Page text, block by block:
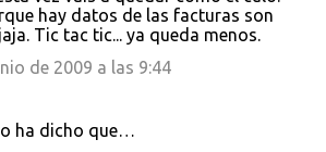
hay datos de las facturas son
Tic tac tic... ya queda menos.
de 2009 a las 9:44
ha dicho que…